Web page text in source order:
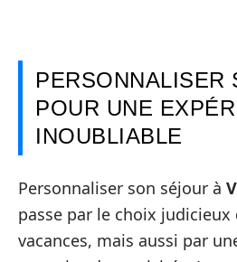
PERSONNALISER
POUR UNE
INOUBLIABLE
Personnaliser son séjour à
passe par le choix
vacances, mais aussi par